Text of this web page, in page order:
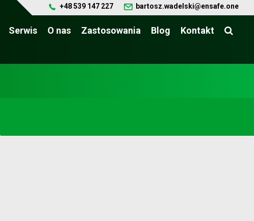
Serwis O nas Zastosowania Blog Kontakt
+48 539 147 227 bartosz.wadelski@ensafe.one